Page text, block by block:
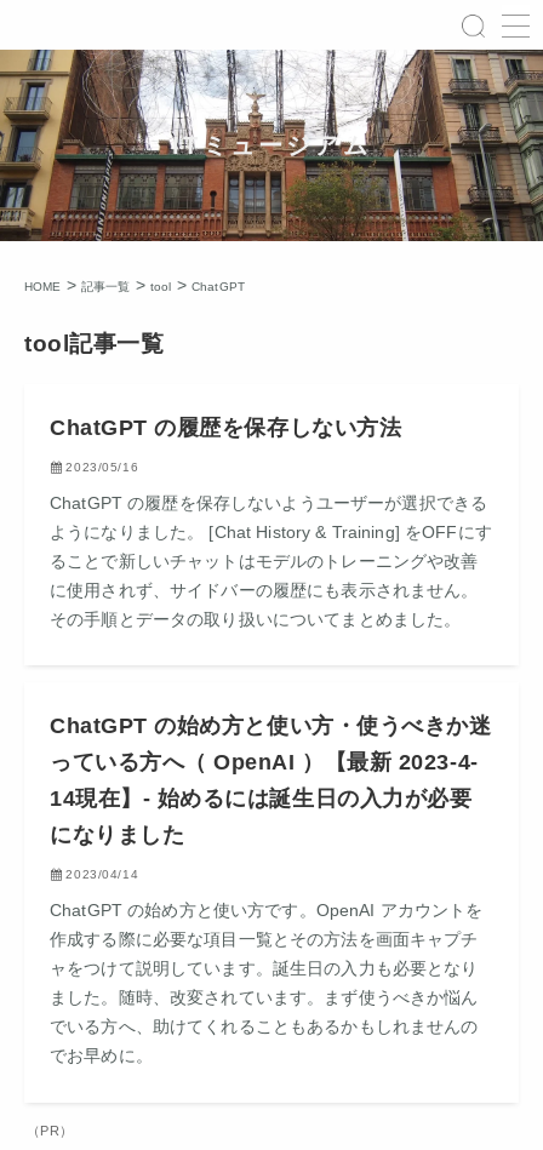
ITミュージアム
HOME > 記事一覧 > tool > ChatGPT
tool記事一覧
ChatGPT の履歴を保存しない方法
2023/05/16
ChatGPT の履歴を保存しないようユーザーが選択できる
ようになりました。 [Chat History & Training] をOFFにす
ることで新しいチャットはモデルのトレーニングや改善
に使用されず、サイドバーの履歴にも表示されません。
その手順とデータの取り扱いについてまとめました。
ChatGPT の始め方と使い方・使うべきか迷
っている方へ（ OpenAI ）【最新 2023-4-
14現在】- 始めるには誕生日の入力が必要
になりました
2023/04/14
ChatGPT の始め方と使い方です。OpenAI アカウントを
作成する際に必要な項目一覧とその方法を画面キャプチ
ャをつけて説明しています。誕生日の入力も必要となり
ました。随時、改変されています。まず使うべきか悩ん
でいる方へ、助けてくれることもあるかもしれませんの
でお早めに。
（PR）